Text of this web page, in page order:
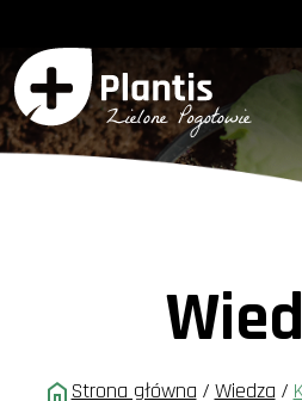
Strona główna / Wiedza /